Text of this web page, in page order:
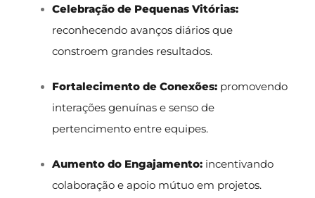
Celebração de Pequenas Vitórias:
reconhecendo avanços diários que
constroem grandes resultados.
Fortalecimento de Conexões:promovendo
interações genuínas e senso de
pertencimento entre equipes.
Aumento do Engajamento:incentivando
colaboração e apoio mútuo em projetos.